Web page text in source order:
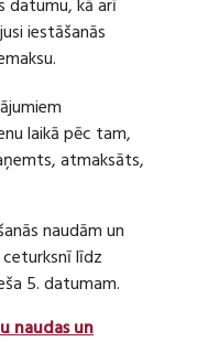
iestāšanās
laikā pēc tam,
atmaksāts,
naudām un
līdz
5. datumam.
naudas un